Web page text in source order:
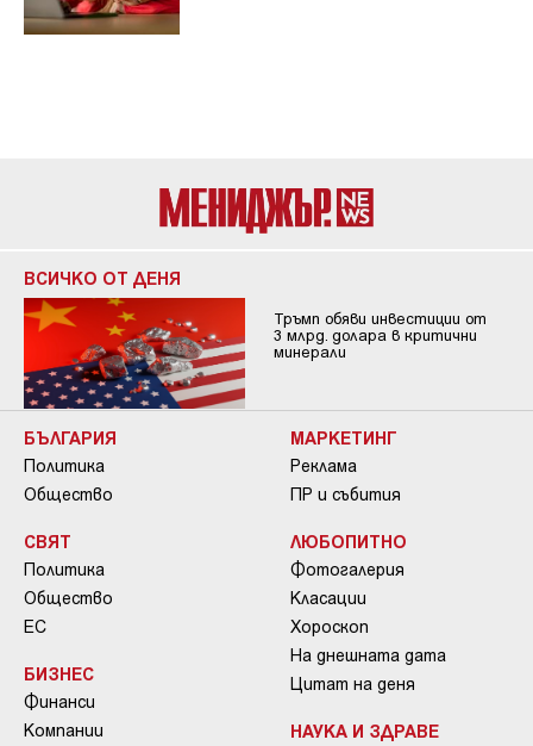
ВСИЧКО ОТ ДЕНЯ
Тръмп обяви инвестиции от
3 млрд. долара в критични
минерали
БЪЛГАРИЯ
Политика
Общество
СВЯТ
Политика
Общество
ЕС
БИЗНЕС
Финанси
Компании
МАРКЕТИНГ
Реклама
ПР и събития
ЛЮБОПИТНО
Фотогалерия
Класации
Хороскоп
На днешната дата
Цитат на деня
НАУКА И ЗДРАВЕ